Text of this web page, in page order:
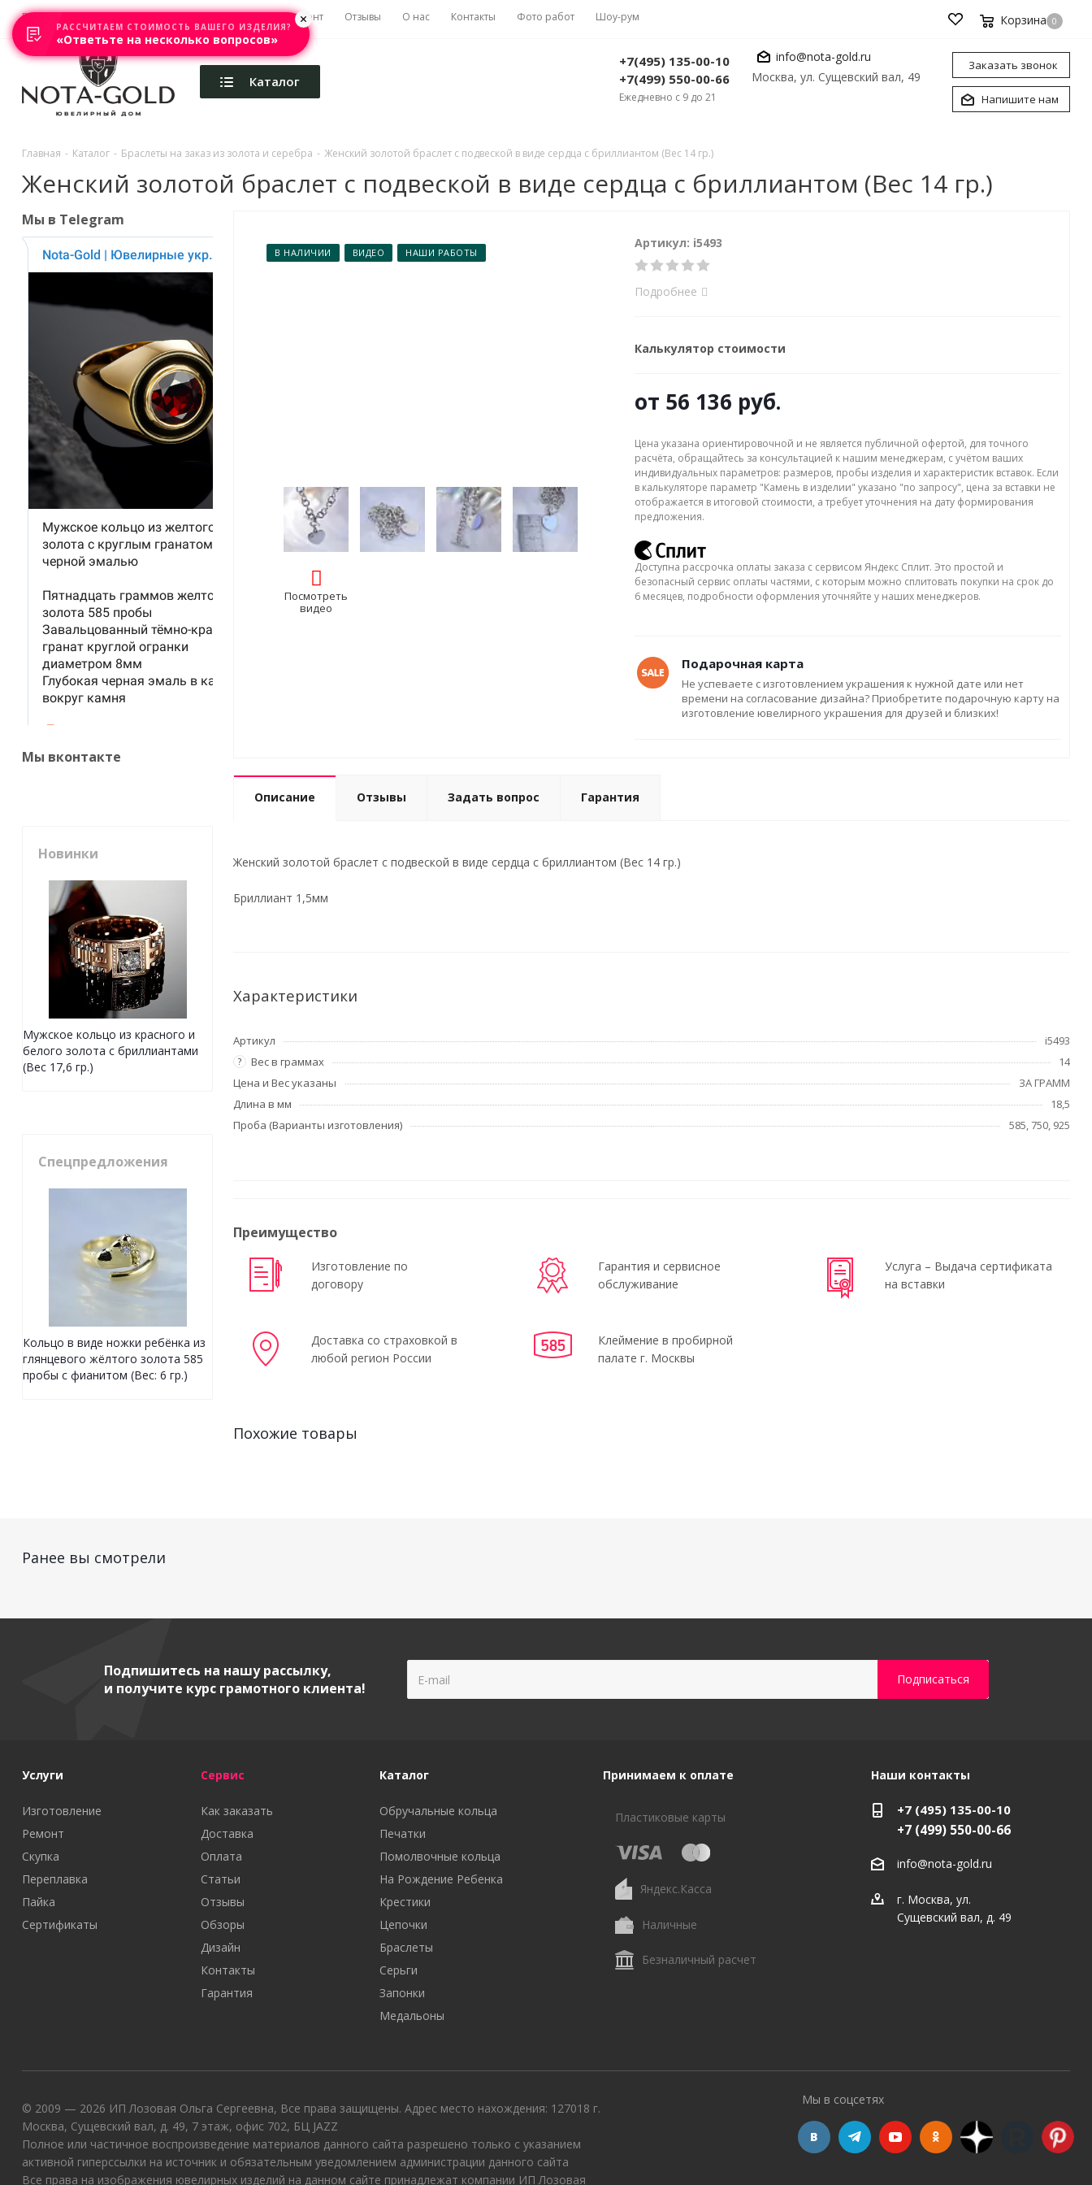
Главная Акции Каталоги Изготовление Ремонт Отзывы О нас Контакты Фото работ Шоу-рум Корзина 0
Каталог
+7(495) 135-00-10
+7(499) 550-00-66
Ежедневно с 9 до 21
info@nota-gold.ru
Москва, ул. Сущевский вал, 49
Заказать звонок
Напишите нам
Главная - Каталог - Браслеты на заказ из золота и серебра - Женский золотой браслет с подвеской в виде сердца с бриллиантом (Вес 14 гр.)
Женский золотой браслет с подвеской в виде сердца с бриллиантом (Вес 14 гр.)
В НАЛИЧИИ ВИДЕО НАШИ РАБОТЫ
Посмотреть
видео
Артикул: i5493
Подробнее
Калькулятор стоимости
от 56 136 руб.
Цена указана ориентировочной и не является публичной офертой, для точного
расчёта, обращайтесь за консультацией к нашим менеджерам, с учётом ваших
индивидуальных параметров: размеров, пробы изделия и характеристик вставок. Если
в калькуляторе параметр "Камень в изделии" указано "по запросу", цена за вставки не
отображается в итоговой стоимости, а требует уточнения на дату формирования
предложения.
Доступна рассрочка оплаты заказа с сервисом Яндекс Сплит. Это простой и
безопасный сервис оплаты частями, с которым можно сплитовать покупки на срок до
6 месяцев, подробности оформления уточняйте у наших менеджеров.
Подарочная карта
Не успеваете с изготовлением украшения к нужной дате или нет
времени на согласование дизайна? Приобретите подарочную карту на
изготовление ювелирного украшения для друзей и близких!
Описание Отзывы Задать вопрос Гарантия
Женский золотой браслет с подвеской в виде сердца с бриллиантом (Вес 14 гр.)
Бриллиант 1,5мм
Характеристики
Артикул i5493
? Вес в граммах
14
Цена и Вес указаны
ЗА ГРАММ
Длина в мм
18,5
Проба (Варианты изготовления)
585, 750, 925
Преимущество
Изготовление по
договору
Гарантия и сервисное
обслуживание
Услуга – Выдача сертификата
на вставки
Доставка со страховкой в
любой регион России
Клеймение в пробирной
палате г. Москвы
Похожие товары
Мы в Telegram
Мы вконтакте
Новинки
Мужское кольцо из красного и
белого золота с бриллиантами
(Вес 17,6 гр.)
Спецпредложения
Кольцо в виде ножки ребёнка из
глянцевого жёлтого золота 585
пробы с фианитом (Вес: 6 гр.)
Ранее вы смотрели
Подпишитесь на нашу рассылку,
и получите курс грамотного клиента!
Услуги
Изготовление
Ремонт
Скупка
Переплавка
Пайка
Сертификаты
Сервис
Как заказать
Доставка
Оплата
Статьи
Отзывы
Обзоры
Дизайн
Контакты
Гарантия
Каталог
Обручальные кольца
Печатки
Помолвочные кольца
На Рождение Ребенка
Крестики
Цепочки
Браслеты
Серьги
Запонки
Медальоны
Принимаем к оплате
Пластиковые карты
Яндекс.Касса
Наличные
Безналичный расчет
Наши контакты
+7 (495) 135-00-10
+7 (499) 550-00-66
info@nota-gold.ru
г. Москва, ул.
Сущевский вал, д. 49
© 2009 — 2026 ИП Лозовая Ольга Сергеевна, Все права защищены. Адрес место нахождения: 127018 г.
Москва, Сущевский вал, д. 49, 7 этаж, офис 702, БЦ JAZZ
Полное или частичное воспроизведение материалов данного сайта разрешено только с указанием
активной гиперссылки на источник и обязательным уведомлением администрации данного сайта
Все права на изображения ювелирных изделий на данном сайте принадлежат компании ИП Лозовая
Мы в соцсетях
РАССЧИТАЕМ СТОИМОСТЬ ВАШЕГО ИЗДЕЛИЯ?
«Ответьте на несколько вопросов»